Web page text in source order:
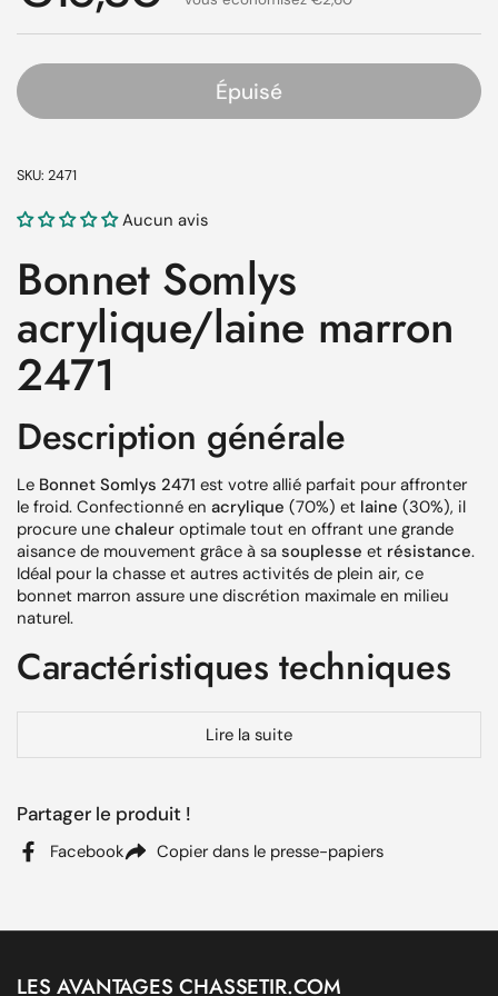
Épuisé
SKU: 2471
Aucun avis
Bonnet Somlys
acrylique/laine marron
2471
Description générale
Le Bonnet Somlys 2471 est votre allié parfait pour affronter
le froid. Confectionné en acrylique (70%) et laine (30%), il
procure une chaleur optimale tout en offrant une grande
aisance de mouvement grâce à sa souplesse et résistance.
Idéal pour la chasse et autres activités de plein air, ce
bonnet marron assure une discrétion maximale en milieu
naturel.
Caractéristiques techniques
Composition:70% acrylique,30% lainepour un
équilibre parfait entre isolation et confort.
Design tricoté classique, optimisé pour l'
thermiqueefficace.
Lire la suite
Partager le produit !
Facebook Copier dans le presse-papiers
LES AVANTAGES CHASSETIR.COM